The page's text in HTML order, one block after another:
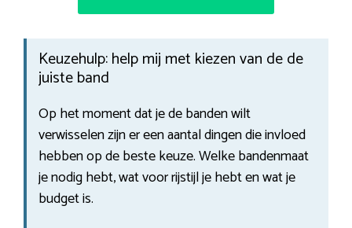
Keuzehulp: help mij met kiezen van de de
juiste band
Op het moment dat je de banden wilt
verwisselen zijn er een aantal dingen die invloed
hebben op de beste keuze. Welke bandenmaat
je nodig hebt, wat voor rijstijl je hebt en wat je
budget is.